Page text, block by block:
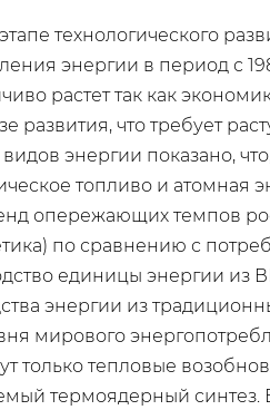
технологического
энергии в период с
растет так как
развития, что требует
энергии показано,
топливо и атомная
опережающих темпов
по сравнению с
единицы энергии из
энергии из
мирового
только тепловые
термоядерный синтез.